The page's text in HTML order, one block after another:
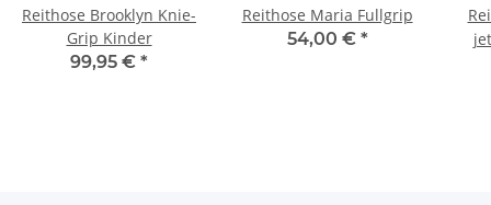
Reithose Brooklyn Knie-
Grip Kinder
99,95 € *
Reithose Maria Fullgrip
54,00 € *